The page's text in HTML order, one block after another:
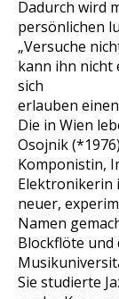
Dadurch wird
persönlichen
„Versuche
kann ihn nicht
sich
erlauben
Die in Wien
Osojnik
Komponistin,
Elektronikerin
neuer,
Namen
Blockflöte und
Sie studierte